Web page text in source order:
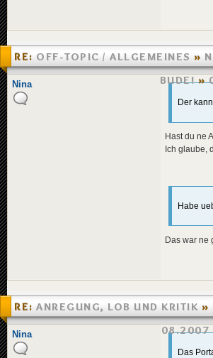
RE: OFF-TOPIC / ALLGEMEINES »
ETWAS SCHWUNG IN DIE BUDE! »
Nina
Der
Hast du ne
Ich glaube,
Habe
Das war ne
RE: ANREGUNG, LOB UND KRITIK »
WAS FEHLT NOCH...
Nina
Das